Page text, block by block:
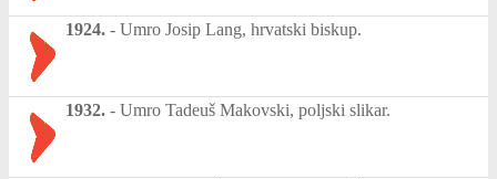
1924. - Umro Josip Lang, hrvatski biskup.
1932. - Umro Tadeuš Makovski, poljski slikar.